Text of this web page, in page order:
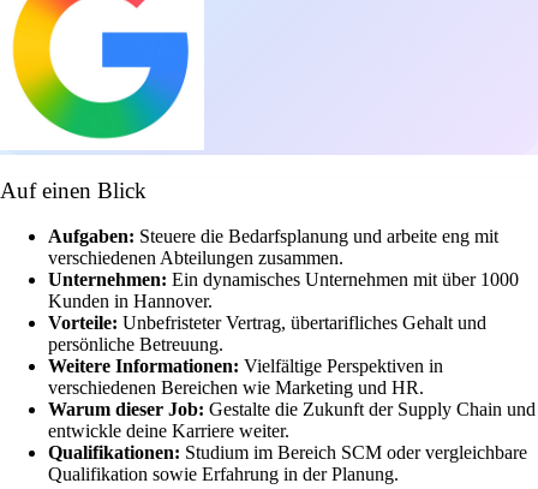
Auf einen Blick
Aufgaben: Steuere die Bedarfsplanung und arbeite eng mit
verschiedenen Abteilungen zusammen.
Unternehmen: Ein dynamisches Unternehmen mit über 1000
Kunden in Hannover.
Vorteile: Unbefristeter Vertrag, übertarifliches Gehalt und
persönliche Betreuung.
Weitere Informationen: Vielfältige Perspektiven in
verschiedenen Bereichen wie Marketing und HR.
Warum dieser Job: Gestalte die Zukunft der Supply Chain und
entwickle deine Karriere weiter.
Qualifikationen: Studium im Bereich SCM oder vergleichbare
Qualifikation sowie Erfahrung in der Planung.